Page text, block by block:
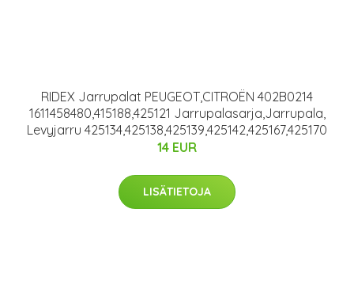
RIDEX Jarrupalat PEUGEOT,CITROËN 402B0214
1611458480,415188,425121 Jarrupalasarja,Jarrupala,
Levyjarru 425134,425138,425139,425142,425167,425170
14 EUR
LISÄTIETOJA